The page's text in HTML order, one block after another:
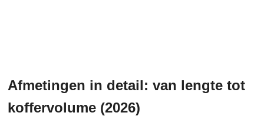
Afmetingen in detail: van lengte tot
koffervolume (2026)